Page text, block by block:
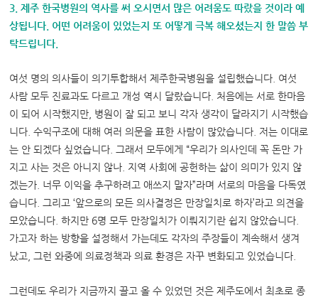
3. 제주 한국병원의 역사를 써 오시면서 많은 어려움도 따랐을 것이라 예
상됩니다. 어떤 어려움이 있었는지 또 어떻게 극복 해오셨는지 한 말씀 부
탁드립니다.
여섯 명의 의사들이 의기투합해서 제주한국병원을 설립했습니다. 여섯
사람 모두 진료과도 다르고 개성 역시 달랐습니다. 처음에는 서로 한마음
이 되어 시작했지만, 병원이 잘 되고 보니 각자 생각이 달라지기 시작했습
니다. 수익구조에 대해 여러 의문을 표한 사람이 많았습니다. 저는 이대로
는 안 되겠다 싶었습니다. 그래서 모두에게 “우리가 의사인데 꼭 돈만 가
지고 사는 것은 아니지 않나. 지역 사회에 공헌하는 삶이 의미가 있지 않
겠는가. 너무 이익을 추구하려고 애쓰지 말자”라며 서로의 마음을 다독였
습니다. 그리고 ‘앞으로의 모든 의사결정은 만장일치로 하자’라고 의견을
모았습니다. 하지만 6명 모두 만장일치가 이뤄지기란 쉽지 않았습니다.
가고자 하는 방향을 설정해서 가는데도 각자의 주장들이 계속해서 생겨
났고, 그런 와중에 의료정책과 의료 환경은 자꾸 변화되고 있었습니다.
그런데도 우리가 지금까지 끌고 올 수 있었던 것은 제주도에서 최초로 종